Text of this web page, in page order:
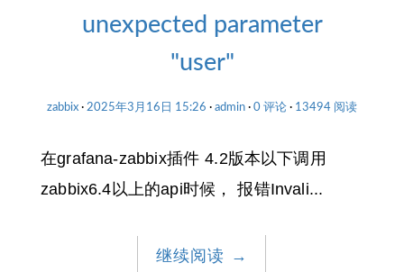
unexpected parameter
"user"
zabbix 2025年3月16日 15:26 admin 0 评论 13494 阅读
在grafana-zabbix插件 4.2版本以下调用
zabbix6.4以上的api时候， 报错Invali...
继续阅读 →